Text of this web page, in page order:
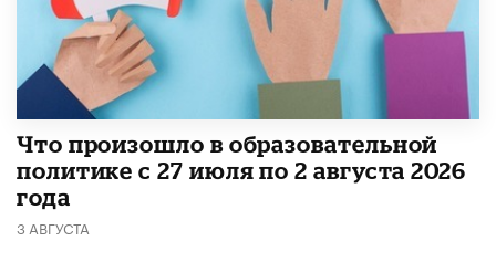
​Что произошло в образовательной
политике с 27 июля по 2 августа 2026
года
3 АВГУСТА